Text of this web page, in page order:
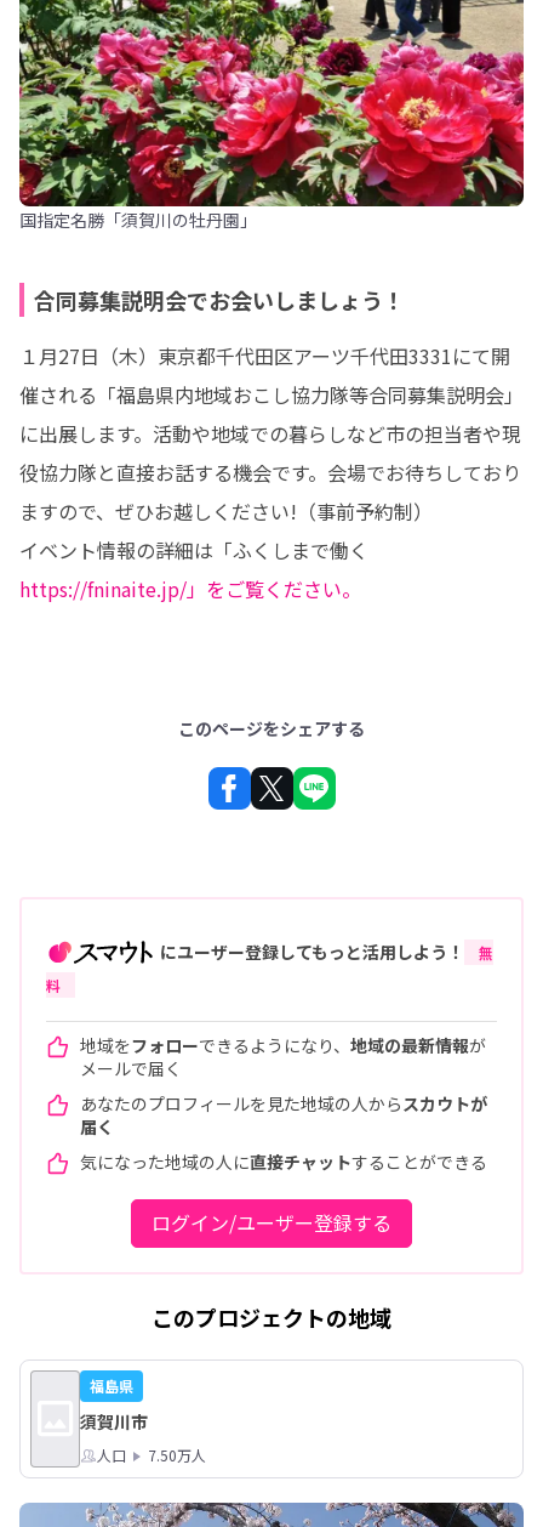
国指定名勝「須賀川の牡丹園」
合同募集説明会でお会いしましょう！
１月27日（木）東京都千代田区アーツ千代田3331にて開
催される「福島県内地域おこし協力隊等合同募集説明会」
に出展します。活動や地域での暮らしなど市の担当者や現
役協力隊と直接お話する機会です。会場でお待ちしており
ますので、ぜひお越しください!（事前予約制）
イベント情報の詳細は「ふくしまで働く
https://fninaite.jp/」をご覧ください。
このページをシェアする
にユーザー登録してもっと活用しよう！
無
料
地域をフォローできるようになり、 地域の最新情報が
メールで届く
あなたのプロフィールを見た地域の人から スカウトが
届く
気になった地域の人に直接チャットすることができる
ログイン/ユーザー登録する
このプロジェクトの地域
福島県
須賀川市
人口 7.50万人